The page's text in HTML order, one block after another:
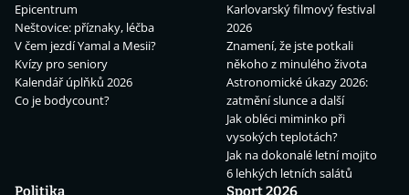
Epicentrum
Neštovice: příznaky, léčba
V čem jezdí Yamal a Mesii?
Kvízy pro seniory
Kalendář úplňků 2026
Co je bodycount?
Karlovarský filmový festival
2026
Znamení, že jste potkali
někoho z minulého života
Astronomické úkazy 2026:
zatmění slunce a další
Jak obléci miminko při
vysokých teplotách?
Jak na dokonalé letní mojito
6 lehkých letních salátů
Politika
Sport 2026